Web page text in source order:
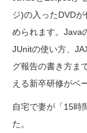
ジ)の入ったDVD
められます。Java
JUnitの使い方、
グ報告の書き方ま
える新卒研修がベ
自宅で妻が「15時
た。